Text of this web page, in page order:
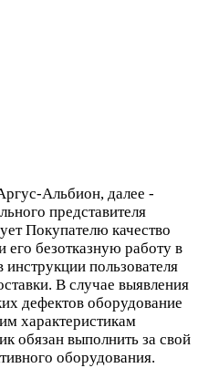
Альбион, далее -
представителя
Покупателю качество
его безотказную работу в
пользователя
В случае выявления
дефектов оборудование
характеристикам
обязан выполнить за свой
оборудования.